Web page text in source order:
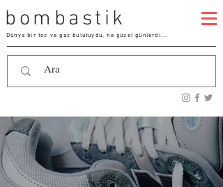
bombastik
Dünya bir toz ve gaz bulutuydu, ne güzel günlerdi...